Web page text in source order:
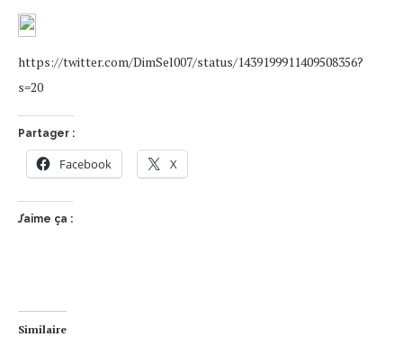
https://twitter.com/DimSel007/status/1439199911409508356?
s=20
Partager :
Facebook X
J’aime ça :
Similaire